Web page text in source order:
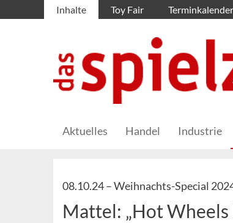
Inhalte Toy Fair Terminkalender
Aktuelles Handel Industrie
08.10.24 –Weihnachts-Special
Mattel: „Hot